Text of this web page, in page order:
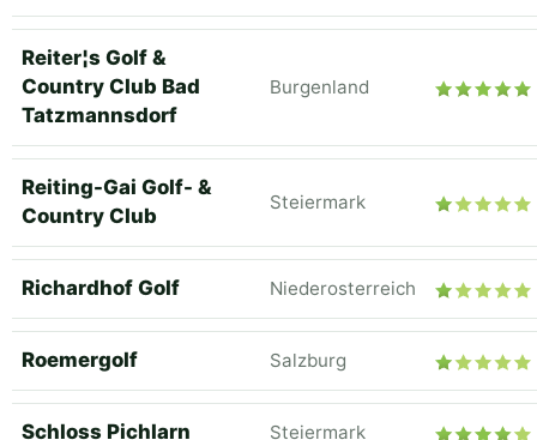
Reiter¦s Golf &
Country Club Bad
Tatzmannsdorf
Burgenland
Reiting-Gai Golf- &
Country Club
Steiermark
Richardhof Golf Niederosterreich
Roemergolf Salzburg
Schloss Pichlarn Steiermark